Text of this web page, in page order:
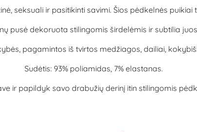
seksuali ir pasitikinti savimi. Šios pėdkelnės
pusė dekoruota stilingomis širdelėmis ir subtilia
pagamintos iš tvirtos medžiagos, dailiai,
Sudėtis: 93% poliamidas, 7% elastanas.
ir papildyk savo drabužių derinį itin stilingomis